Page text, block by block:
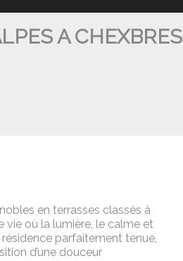
A CHEXBRES
en terrasses classés à
vie où la lumière, le calme et
résidence parfaitement tenue,
d’une douceur